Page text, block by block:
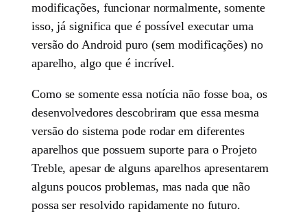
modificações, funcionar normalmente, somente
isso, já significa que é possível executar uma
versão do Android puro (sem modificações) no
aparelho, algo que é incrível.
Como se somente essa notícia não fosse boa, os
desenvolvedores descobriram que essa mesma
versão do sistema pode rodar em diferentes
aparelhos que possuem suporte para o Projeto
Treble, apesar de alguns aparelhos apresentarem
alguns poucos problemas, mas nada que não
possa ser resolvido rapidamente no futuro.